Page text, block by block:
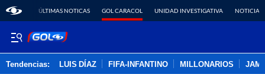
ÚLTIMAS NOTICAS GOL CARACOL UNIDAD INVESTIGATIVA NOTICIAS
Tendencias: LUIS DÍAZ FIFA-INFANTINO MILLONARIOS